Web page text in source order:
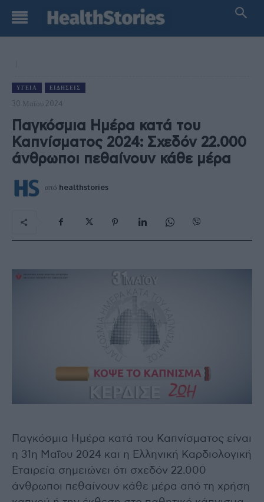
ΥΓΕΊΑ ΕΙΔΉΣΕΙΣ
30 Μαΐου 2024
Παγκόσμια Ημέρα κατά του
Καπνίσματος 2024: Σχεδόν 22.000
άνθρωποι πεθαίνουν κάθε μέρα
από healthstories
Παγκόσμια Ημέρα κατά του Καπνίσματος είναι
η 31η Μαΐου 2024 και η Ελληνική Καρδιολογική
Εταιρεία σημειώνει ότι σχεδόν 22.000
άνθρωποι πεθαίνουν κάθε μέρα από τη χρήση